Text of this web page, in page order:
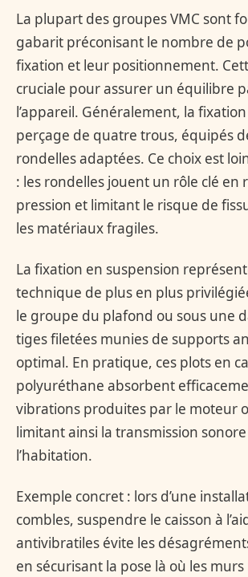
La plupart des groupes VMC sont
gabarit préconisant le nombre de
fixation et leur positionnement.
cruciale pour assurer un équilibre
l’appareil. Généralement, la
perçage de quatre trous, équipés
rondelles adaptées. Ce choix est
: les rondelles jouent un rôle clé en
pression et limitant le risque de
les matériaux fragiles.
La fixation en suspension
technique de plus en plus
le groupe du plafond ou sous une
tiges filetées munies de supports
optimal. En pratique, ces plots en
polyuréthane absorbent
vibrations produites par le moteur
limitant ainsi la transmission
l’habitation.
Exemple concret : lors d’une
combles, suspendre le caisson à
antivibratiles évite les
en sécurisant la pose là où les